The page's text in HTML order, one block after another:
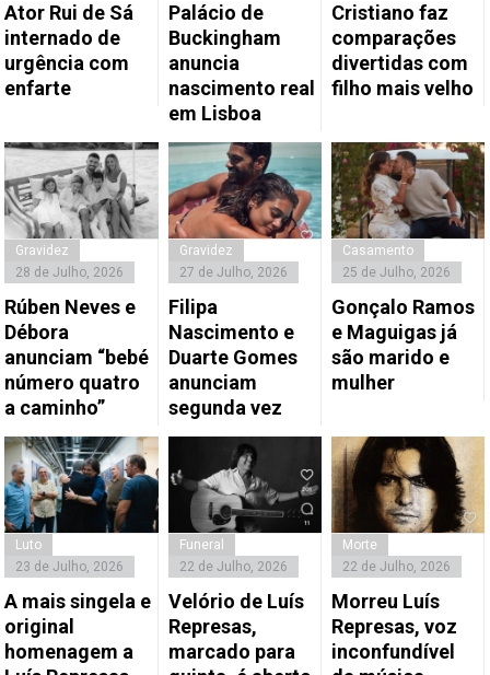
Ator Rui de Sá
internado de
urgência com
enfarte
Palácio de
Buckingham
anuncia
nascimento real
em Lisboa
Cristiano faz
comparações
divertidas com
filho mais velho
Gravidez
28 de Julho, 2026
Rúben Neves e
Débora
anunciam “bebé
número quatro
a caminho”
Gravidez
27 de Julho, 2026
Filipa
Nascimento e
Duarte Gomes
anunciam
segunda vez
Casamento
25 de Julho, 2026
Gonçalo Ramos
e Maguigas já
são marido e
mulher
Luto
23 de Julho, 2026
A mais singela e
original
homenagem a
Funeral
22 de Julho, 2026
Velório de Luís
Represas,
marcado para
Morte
22 de Julho, 2026
Morreu Luís
Represas, voz
inconfundível